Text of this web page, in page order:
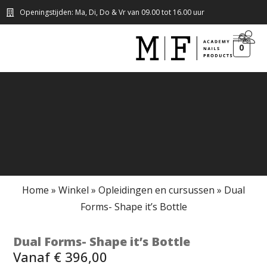
Openingstijden: Ma, Di, Do & Vr van 09.00 tot 16.00 uur
0
Home » Winkel » Opleidingen en cursussen » Dual
Forms- Shape it’s Bottle
Dual Forms- Shape it’s Bottle
Vanaf € 396,00